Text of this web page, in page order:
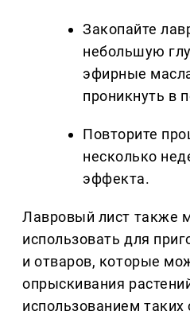
Закопайте
небольшую
эфирные
проникнуть в
Повторите
несколько
эффекта.
Лавровый лист также
использовать для
и отваров, которые
опрыскивания
использованием таких